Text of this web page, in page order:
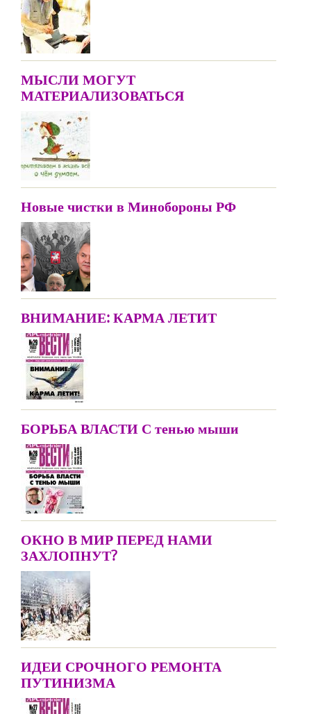
МЫСЛИ МОГУТ
МАТЕРИАЛИЗОВАТЬСЯ
Новые чистки в Минобороны РФ
ВНИМАНИЕ: КАРМА ЛЕТИТ
БОРЬБА ВЛАСТИ С тенью мыши
ОКНО В МИР ПЕРЕД НАМИ
ЗАХЛОПНУТ?
ИДЕИ СРОЧНОГО РЕМОНТА
ПУТИНИЗМА